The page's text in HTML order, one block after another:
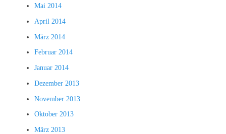
Mai 2014
April 2014
März 2014
Februar 2014
Januar 2014
Dezember 2013
November 2013
Oktober 2013
März 2013